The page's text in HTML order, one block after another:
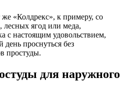
«Колдрекс», к примеру, со
лесных ягод или меда,
с настоящим удовольствием,
проснуться без
простуды.
для наружного